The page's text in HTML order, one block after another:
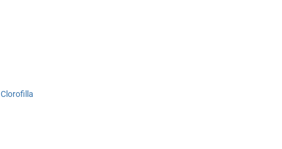
Clorofilla